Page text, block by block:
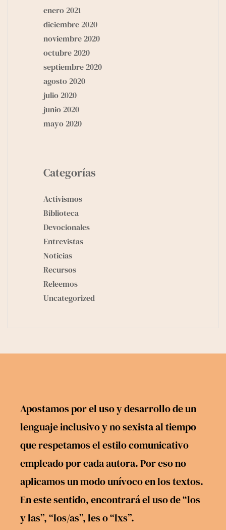
enero 2021
diciembre 2020
noviembre 2020
octubre 2020
septiembre 2020
agosto 2020
julio 2020
junio 2020
mayo 2020
Categorías
Activismos
Biblioteca
Devocionales
Entrevistas
Noticias
Recursos
Releemos
Uncategorized
Apostamos por el uso y desarrollo de un
lenguaje inclusivo y no sexista al tiempo
que respetamos el estilo comunicativo
empleado por cada autora. Por eso no
aplicamos un modo unívoco en los textos.
En este sentido, encontrará el uso de “los
y las”, “los/as”, les o “lxs”.